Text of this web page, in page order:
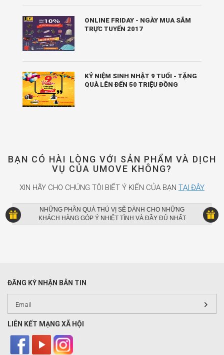
ONLINE FRIDAY - NGÀY MUA SẮM
TRỰC TUYẾN 2017
KỶ NIỆM SINH NHẬT 9 TUỔI - TẶNG
QUÀ LÊN ĐẾN 50 TRIỆU ĐỒNG
BẠN CÓ HÀI LÒNG VỚI SẢN PHẨM VÀ DỊCH
VỤ CỦA UMOVE KHÔNG?
XIN HÃY CHO CHÚNG TÔI BIẾT Ý KIẾN CỦA BẠN TẠI ĐÂY
NHỮNG PHẦN QUÀ THÚ VỊ SẼ DÀNH CHO NHỮNG
KHÁCH HÀNG GÓP Ý NHIỆT TÌNH VÀ ĐẦY ĐỦ NHẤT
ĐĂNG KÝ NHẬN BẢN TIN
LIÊN KẾT MẠNG XÃ HỘI